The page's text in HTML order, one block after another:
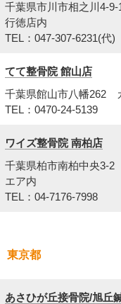
千葉県市川市相之川4-
行徳店内
TEL：047-307-6231(代)
てて整骨院 館山店
千葉県館山市八幡262
TEL：0470-24-5139
ワイズ整骨院 南柏店
千葉県柏市南柏中央3-
エア内
TEL：04-7176-7998
東京都
あさひが丘接骨院/旭丘